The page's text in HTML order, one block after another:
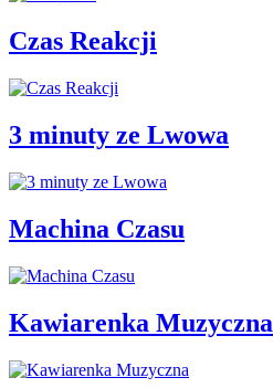
Czas Reakcji
3 minuty ze Lwowa
Machina Czasu
Kawiarenka Muzyczna